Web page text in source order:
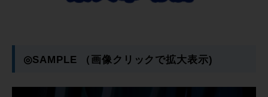
◎SAMPLE （画像クリックで拡大表示)